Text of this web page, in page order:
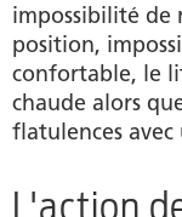
impossibilité de
position,
confortable, le
chaude alors
flatulences
L'action